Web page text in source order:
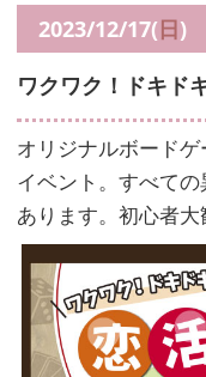
2023/12/17(日)
ワクワク！ドキド
オリジナルボード
イベント。すべて
あります。初心者大